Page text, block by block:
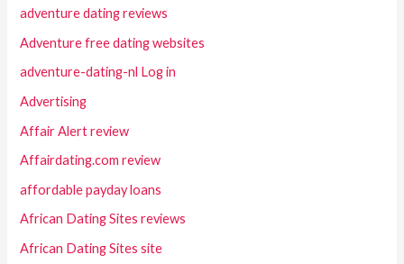
adventure dating reviews
Adventure free dating websites
adventure-dating-nl Log in
Advertising
Affair Alert review
Affairdating.com review
affordable payday loans
African Dating Sites reviews
African Dating Sites site